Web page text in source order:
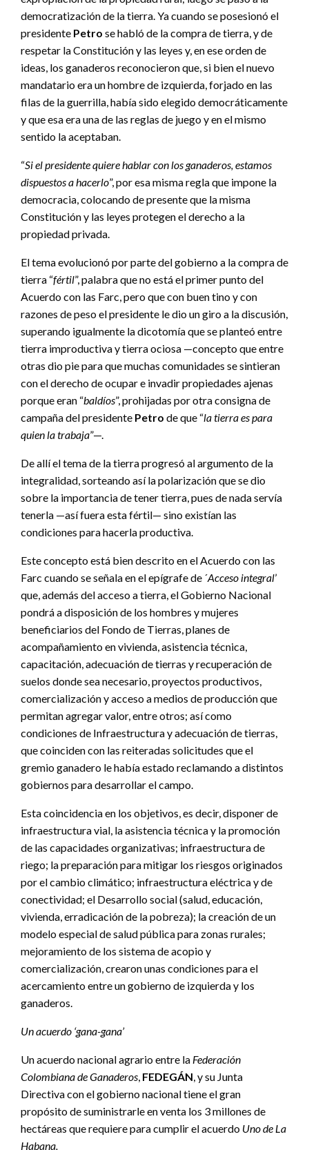
democratización de la tierra. Ya cuando se posesionó el
presidente Petro se habló de la compra de tierra, y de
respetar la Constitución y las leyes y, en ese orden de
ideas, los ganaderos reconocieron que, si bien el nuevo
mandatario era un hombre de izquierda, forjado en las
filas de la guerrilla, había sido elegido democráticamente
y que esa era una de las reglas de juego y en el mismo
sentido la aceptaban.
“Si el presidente quiere hablar con los ganaderos, estamos
dispuestos a hacerlo”, por esa misma regla que impone la
democracia, colocando de presente que la misma
Constitución y las leyes protegen el derecho a la
propiedad privada.
El tema evolucionó por parte del gobierno a la compra de
tierra “fértil”, palabra que no está el primer punto del
Acuerdo con las Farc, pero que con buen tino y con
razones de peso el presidente le dio un giro a la discusión,
superando igualmente la dicotomía que se planteó entre
tierra improductiva y tierra ociosa —concepto que entre
otras dio pie para que muchas comunidades se sintieran
con el derecho de ocupar e invadir propiedades ajenas
porque eran “baldíos”, prohijadas por otra consigna de
campaña del presidente Petro de que “la tierra es para
quien la trabaja”—.
De allí el tema de la tierra progresó al argumento de la
integralidad, sorteando así la polarización que se dio
sobre la importancia de tener tierra, pues de nada servía
tenerla —así fuera esta fértil— sino existían las
condiciones para hacerla productiva.
Este concepto está bien descrito en el Acuerdo con las
Farc cuando se señala en el epígrafe de ´Acceso integral’
que, además del acceso a tierra, el Gobierno Nacional
pondrá a disposición de los hombres y mujeres
beneficiarios del Fondo de Tierras, planes de
acompañamiento en vivienda, asistencia técnica,
capacitación, adecuación de tierras y recuperación de
suelos donde sea necesario, proyectos productivos,
comercialización y acceso a medios de producción que
permitan agregar valor, entre otros; así como
condiciones de Infraestructura y adecuación de tierras,
que coinciden con las reiteradas solicitudes que el
gremio ganadero le había estado reclamando a distintos
gobiernos para desarrollar el campo.
Esta coincidencia en los objetivos, es decir, disponer de
infraestructura vial, la asistencia técnica y la promoción
de las capacidades organizativas; infraestructura de
riego; la preparación para mitigar los riesgos originados
por el cambio climático; infraestructura eléctrica y de
conectividad; el Desarrollo social (salud, educación,
vivienda, erradicación de la pobreza); la creación de un
modelo especial de salud pública para zonas rurales;
mejoramiento de los sistema de acopio y
comercialización, crearon unas condiciones para el
acercamiento entre un gobierno de izquierda y los
ganaderos.
Un acuerdo ‘gana-gana’
Un acuerdo nacional agrario entre la Federación
Colombiana de Ganaderos, FEDEGÁN, y su Junta
Directiva con el gobierno nacional tiene el gran
propósito de suministrarle en venta los 3 millones de
hectáreas que requiere para cumplir el acuerdo Uno de La
Habana.